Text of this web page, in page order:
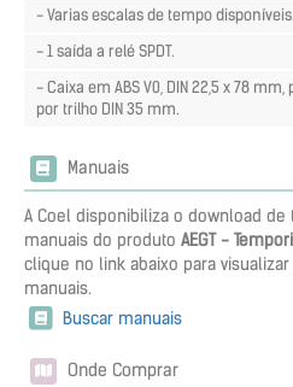
- Varias escalas de tempo disponíveis.
- 1 saída a relé SPDT.
- Caixa em ABS V0, DIN 22,5 x 78
por trilho DIN 35 mm.
Manuais
A Coel disponibiliza o download de
manuais do produto AEGT -
clique no link abaixo para
manuais.
Buscar manuais
Onde Comprar